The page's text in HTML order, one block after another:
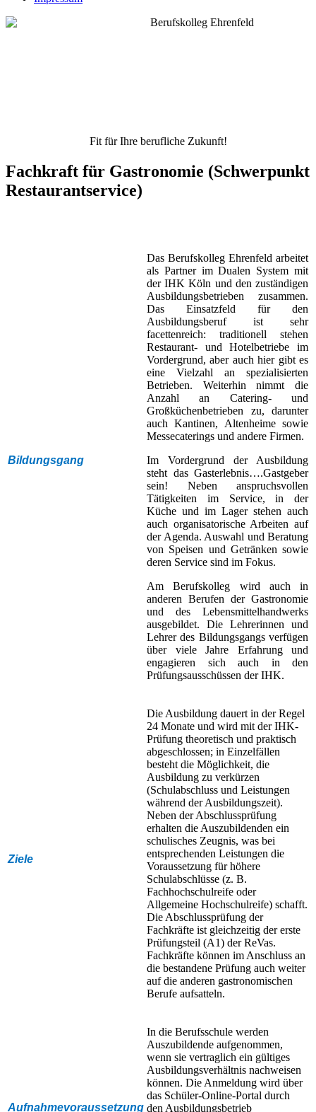
Fit für Ihre berufliche Zukunft!
Fachkraft für Gastronomie (Schwerpunkt
Restaurantservice)
Bildungsgang
Das Berufskolleg Ehrenfeld arbeitet
als Partner im Dualen System mit
der IHK Köln und den zuständigen
Ausbildungsbetrieben zusammen.
Das Einsatzfeld für den
Ausbildungsberuf ist sehr
facettenreich: traditionell stehen
Restaurant- und Hotelbetriebe im
Vordergrund, aber auch hier gibt es
eine Vielzahl an spezialisierten
Betrieben. Weiterhin nimmt die
Anzahl an Catering- und
Großküchenbetrieben zu, darunter
auch Kantinen, Altenheime sowie
Messecaterings und andere Firmen.
Im Vordergrund der Ausbildung
steht das Gasterlebnis….Gastgeber
sein! Neben anspruchsvollen
Tätigkeiten im Service, in der
Küche und im Lager stehen auch
auch organisatorische Arbeiten auf
der Agenda. Auswahl und Beratung
von Speisen und Getränken sowie
deren Service sind im Fokus.
Am Berufskolleg wird auch in
anderen Berufen der Gastronomie
und des Lebensmittelhandwerks
ausgebildet. Die Lehrerinnen und
Lehrer des Bildungsgangs verfügen
über viele Jahre Erfahrung und
engagieren sich auch in den
Prüfungsausschüssen der IHK.
Ziele
Die Ausbildung dauert in der Regel
24 Monate und wird mit der IHK-
Prüfung theoretisch und praktisch
abgeschlossen; in Einzelfällen
besteht die Möglichkeit, die
Ausbildung zu verkürzen
(Schulabschluss und Leistungen
während der Ausbildungszeit).
Neben der Abschlussprüfung
erhalten die Auszubildenden ein
schulisches Zeugnis, was bei
entsprechenden Leistungen die
Voraussetzung für höhere
Schulabschlüsse (z. B.
Fachhochschulreife oder
Allgemeine Hochschulreife) schafft.
Die Abschlussprüfung der
Fachkräfte ist gleichzeitig der erste
Prüfungsteil (A1) der ReVas.
Fachkräfte können im Anschluss an
die bestandene Prüfung auch weiter
auf die anderen gastronomischen
Berufe aufsatteln.
Aufnahmevoraussetzung
In die Berufsschule werden
Auszubildende aufgenommen,
wenn sie vertraglich ein gültiges
Ausbildungsverhältnis nachweisen
können. Die Anmeldung wird über
das Schüler-Online-Portal durch
den Ausbildungsbetrieb